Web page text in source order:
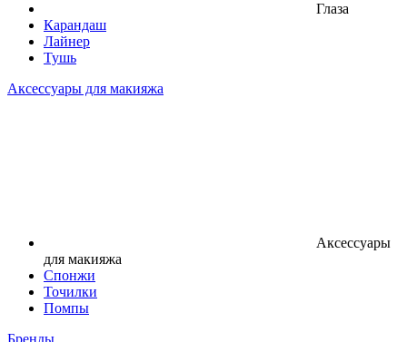
Глаза
Карандаш
Лайнер
Тушь
Аксессуары для макияжа
Аксессуары
для макияжа
Спонжи
Точилки
Помпы
Бренды